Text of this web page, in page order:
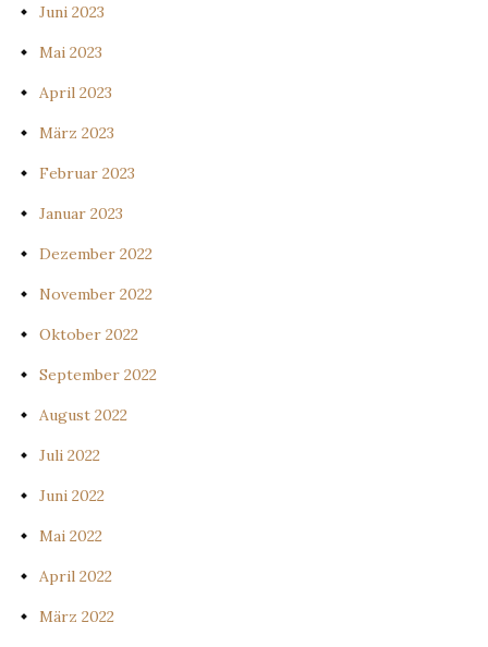
Juni 2023
Mai 2023
April 2023
März 2023
Februar 2023
Januar 2023
Dezember 2022
November 2022
Oktober 2022
September 2022
August 2022
Juli 2022
Juni 2022
Mai 2022
April 2022
März 2022